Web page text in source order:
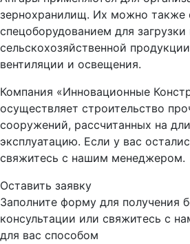
зернохранилищ. Их можно также
спецоборудованием для загрузки
сельскохозяйственной
вентиляции и освещения.
Компания «Инновационные
осуществляет строительство
сооружений, рассчитанных на
эксплуатацию. Если у вас
свяжитесь с нашим менеджером.
Оставить заявку
Заполните форму для получения
консультации или свяжитесь с
для вас способом